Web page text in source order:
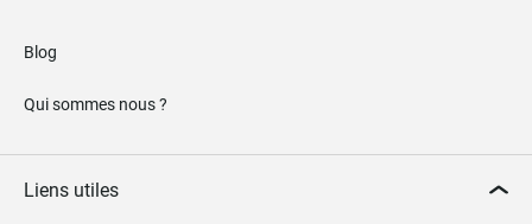
Blog
Qui sommes nous ?
Liens utiles